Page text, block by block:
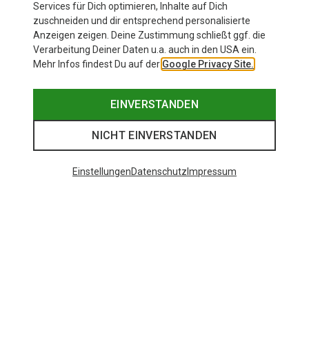
Services für Dich optimieren, Inhalte auf Dich
zuschneiden und dir entsprechend personalisierte
Anzeigen zeigen. Deine Zustimmung schließt ggf. die
Verarbeitung Deiner Daten u.a. auch in den USA ein.
Mehr Infos findest Du auf der Google Privacy Site.
EINVERSTANDEN
NICHT EINVERSTANDEN
EinstellungenDatenschutz Impressum